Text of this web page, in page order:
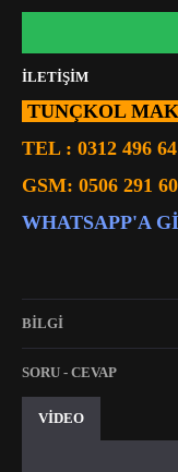
İLETİŞİM
TUNÇKOL
TEL : 0312 496
GSM: 0506 291
WHATSAPP'A
BİLGİ
SORU - CEVAP
VİDEO